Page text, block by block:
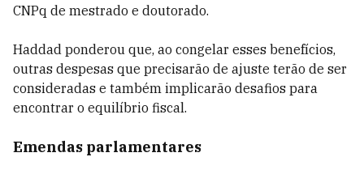
CNPq de mestrado e doutorado.
Haddad ponderou que, ao congelar esses benefícios,
outras despesas que precisarão de ajuste terão de ser
consideradas e também implicarão desafios para
encontrar o equilíbrio fiscal.
Emendas parlamentares